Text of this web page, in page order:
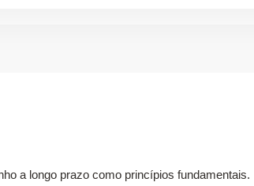
a longo prazo como princípios fundamentais.